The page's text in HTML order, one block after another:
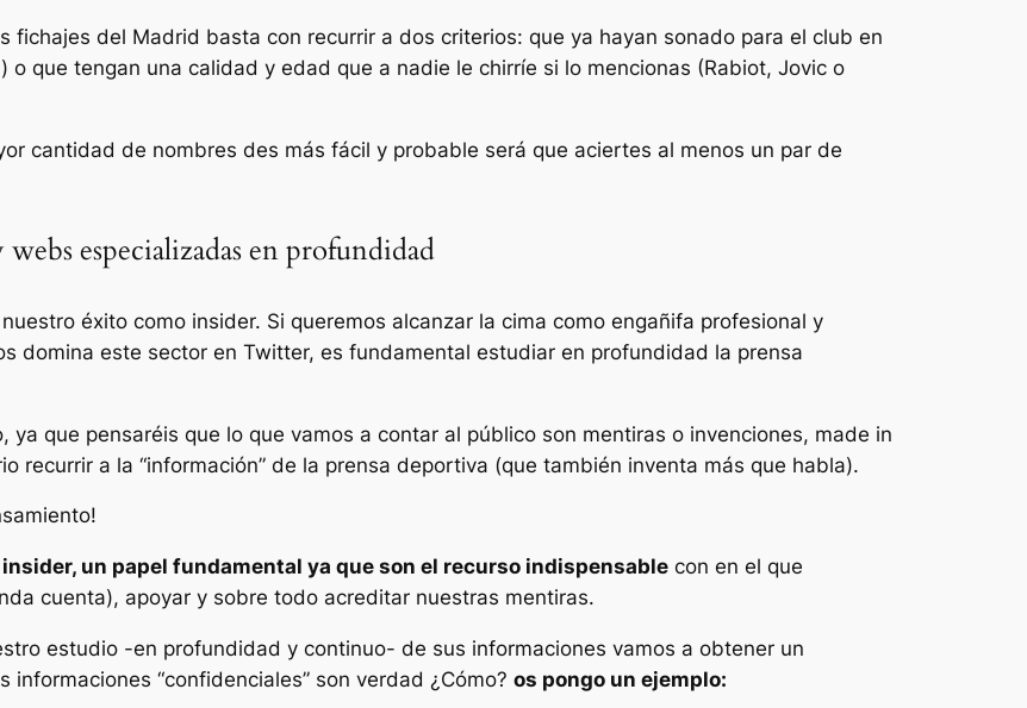
fichajes del Madrid basta con recurrir a dos criterios: que ya hayan sonado para el club en
o que tengan una calidad y edad que a nadie le chirríe si lo mencionas (Rabiot, Jovic o
cantidad de nombres des más fácil y probable será que aciertes al menos un par de
especializadas en profundidad
éxito como insider. Si queremos alcanzar la cima como engañifa profesional y
domina este sector en Twitter, es fundamental estudiar en profundidad la prensa
que pensaréis que lo que vamos a contar al público son mentiras o invenciones, made in
recurrir a la “información” de la prensa deportiva (que también inventa más que habla).
un papel fundamental ya que son el recurso indispensable con en el que
cuenta), apoyar y sobre todo acreditar nuestras mentiras.
estudio -en profundidad y continuo- de sus informaciones vamos a obtener un
informaciones “confidenciales” son verdad ¿Cómo? os pongo un ejemplo: